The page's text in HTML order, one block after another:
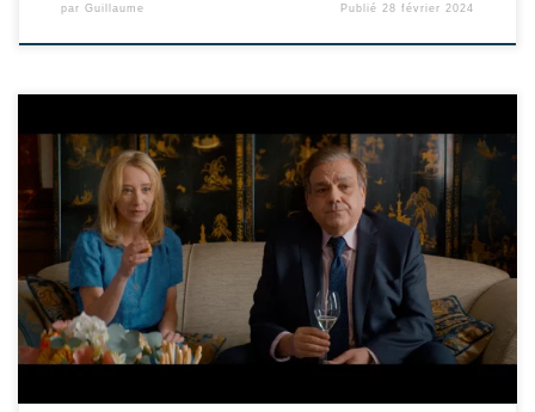
par Guillaume Publié28 février 2024
réalisé par Julien Hervé - avec Christian Clavier, Didier Bourdon,
Sylvie Testud. durée : 1h31' Sur le point de se marier, Alice et
François décident de réunir leurs deux familles. Pour l’occasion,
ils réservent à leurs parents un cadeau original : des tests ADN
pour que chacun puisse découvrir les […]